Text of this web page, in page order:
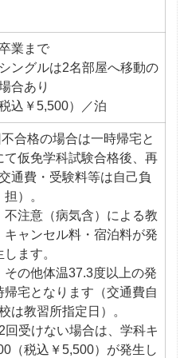
業まで
ングルは2名部屋へ移動の
合あり
込￥5,500）／泊
合格の場合は一時帰宅と
て仮免学科試験合格後、再
通費・受験料等は自己負
担）。
注意（病気含）による教
キャンセル料・宿泊料が発
します。
の他体温37.3度以上の発
宅となります（交通費自
は教習所指定日）。
受けない場合は、学科キ
（税込￥5,500）が発生し